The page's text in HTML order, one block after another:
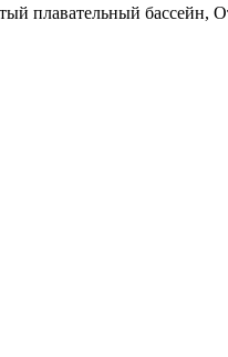
плавательный бассейн,